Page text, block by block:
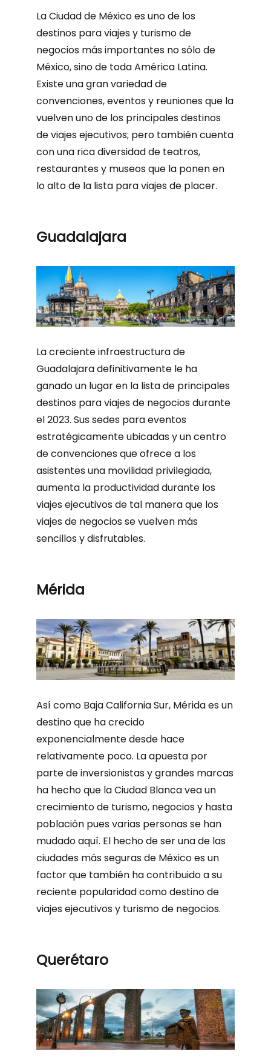
La Ciudad de México es uno de los
destinos para viajes y turismo de
negocios más importantes no sólo de
México, sino de toda América Latina.
Existe una gran variedad de
convenciones, eventos y reuniones que la
vuelven uno de los principales destinos
de viajes ejecutivos; pero también cuenta
con una rica diversidad de teatros,
restaurantes y museos que la ponen en
lo alto de la lista para viajes de placer.
Guadalajara
La creciente infraestructura de
Guadalajara definitivamente le ha
ganado un lugar en la lista de principales
destinos para viajes de negocios durante
el 2023. Sus sedes para eventos
estratégicamente ubicadas y un centro
de convenciones que ofrece a los
asistentes una movilidad privilegiada,
aumenta la productividad durante los
viajes ejecutivos de tal manera que los
viajes de negocios se vuelven más
sencillos y disfrutables.
Mérida
Así como Baja California Sur, Mérida es un
destino que ha crecido
exponencialmente desde hace
relativamente poco. La apuesta por
parte de inversionistas y grandes marcas
ha hecho que la Ciudad Blanca vea un
crecimiento de turismo, negocios y hasta
población pues varias personas se han
mudado aquí. El hecho de ser una de las
ciudades más seguras de México es un
factor que también ha contribuido a su
reciente popularidad como destino de
viajes ejecutivos y turismo de negocios.
Querétaro